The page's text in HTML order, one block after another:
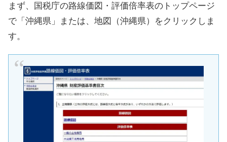
まず、国税庁の路線価図・評価倍率表のトップページ
で「沖縄県」または、地図（沖縄県）をクリックしま
す。